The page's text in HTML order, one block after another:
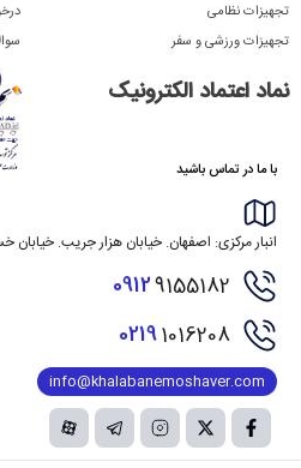
تجهیزات نظامی
تجهیزات ورزشی و سفر
نماد اعتماد الکترونیک
با ما در تماس باشید
انبار مرکزی: اصفهان. خیابان هزار جریب.
09129155182
02191016208
info@khalabanemoshaver.com